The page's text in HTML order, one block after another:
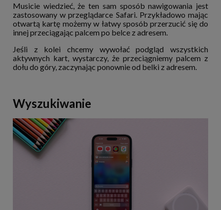
Musicie wiedzieć, że ten sam sposób nawigowania jest
zastosowany w przeglądarce Safari. Przykładowo mając
otwartą kartę możemy w łatwy sposób przerzucić się do
innej przeciągając palcem po belce z adresem.
Jeśli z kolei chcemy wywołać podgląd wszystkich
aktywnych kart, wystarczy, że przeciągniemy palcem z
dołu do góry, zaczynając ponownie od belki z adresem.
Wyszukiwanie